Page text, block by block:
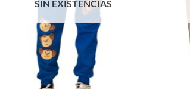
SIN EXISTENCIAS